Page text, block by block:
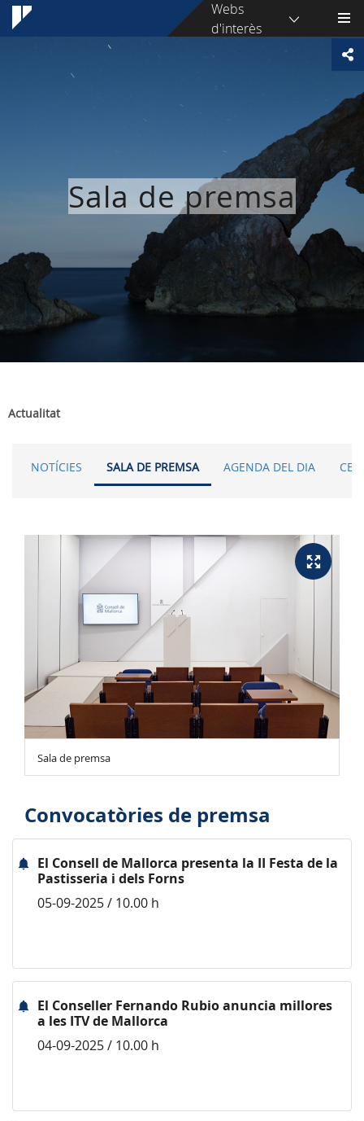
Webs
d'interès
Sala de premsa
Actualitat
NOTÍCIES SALA DE PREMSA AGENDA DEL DIA
Sala de premsa
Convocatòries de premsa
El Consell de Mallorca presenta la II Festa de la
Pastisseria i dels Forns
05-09-2025 / 10.00 h
El Conseller Fernando Rubio anuncia millores
a les ITV de Mallorca
04-09-2025 / 10.00 h